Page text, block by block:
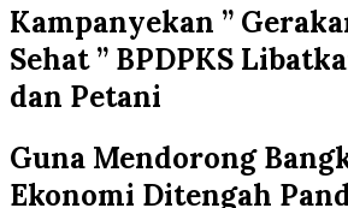
Kampanyekan ”
Sehat ” BPDPKS
dan Petani
Guna Mendorong
Ekonomi Ditengah